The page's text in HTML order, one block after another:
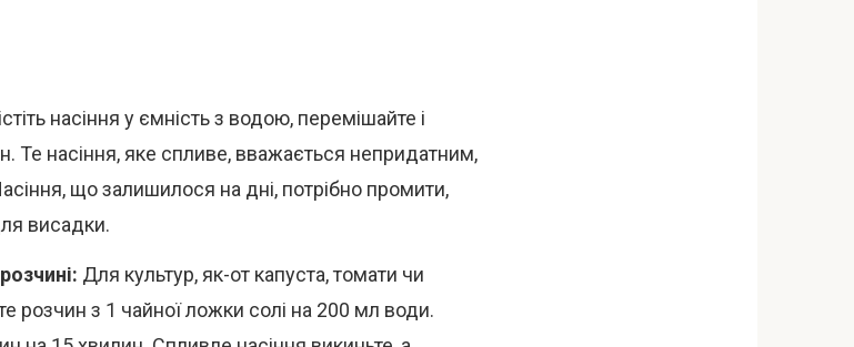
насіння у ємність з водою, перемішайте і
Те насіння, яке спливе, вважається непридатним,
що залишилося на дні, потрібно промити,
висадки.
Для культур, як-от капуста, томати чи
розчин з 1 чайної ложки солі на 200 мл води.